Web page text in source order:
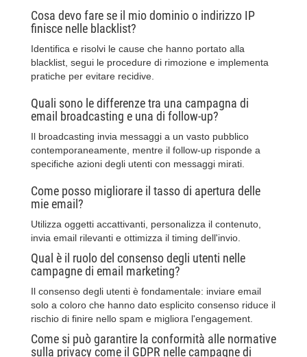
Cosa devo fare se il mio dominio o indirizzo IP
finisce nelle blacklist?
Identifica e risolvi le cause che hanno portato alla
blacklist, segui le procedure di rimozione e implementa
pratiche per evitare recidive.
Quali sono le differenze tra una campagna di
email broadcasting e una di follow-up?
Il broadcasting invia messaggi a un vasto pubblico
contemporaneamente, mentre il follow-up risponde a
specifiche azioni degli utenti con messaggi mirati.
Come posso migliorare il tasso di apertura delle
mie email?
Utilizza oggetti accattivanti, personalizza il contenuto,
invia email rilevanti e ottimizza il timing dell'invio.
Qual è il ruolo del consenso degli utenti nelle
campagne di email marketing?
Il consenso degli utenti è fondamentale: inviare email
solo a coloro che hanno dato esplicito consenso riduce il
rischio di finire nello spam e migliora l'engagement.
Come si può garantire la conformità alle normative
sulla privacy come il GDPR nelle campagne di